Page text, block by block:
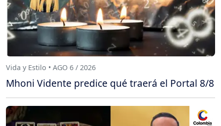
Vida y Estilo • AGO 6 / 2026
Mhoni Vidente predice qué traerá el Portal 8/8